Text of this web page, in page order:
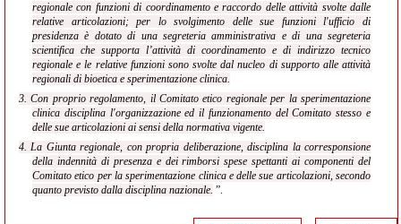
regionale con funzioni di coordinamento e raccordo delle attività svolte dalle
relative articolazioni; per lo svolgimento delle sue funzioni l'ufficio di
presidenza è dotato di una segreteria amministrativa e di una segreteria
scientifica che supporta l’attività di coordinamento e di indirizzo tecnico
regionale e le relative funzioni sono svolte dal nucleo di supporto alle attività
regionali di bioetica e sperimentazione clinica.
3. Con proprio regolamento, il Comitato etico regionale per la sperimentazione
clinica disciplina l'organizzazione ed il funzionamento del Comitato stesso e
delle sue articolazioni ai sensi della normativa vigente.
4. La Giunta regionale, con propria deliberazione, disciplina la corresponsione
della indennità di presenza e dei rimborsi spese spettanti ai componenti del
Comitato etico per la sperimentazione clinica e delle sue articolazioni, secondo
quanto previsto dalla disciplina nazionale. ”.